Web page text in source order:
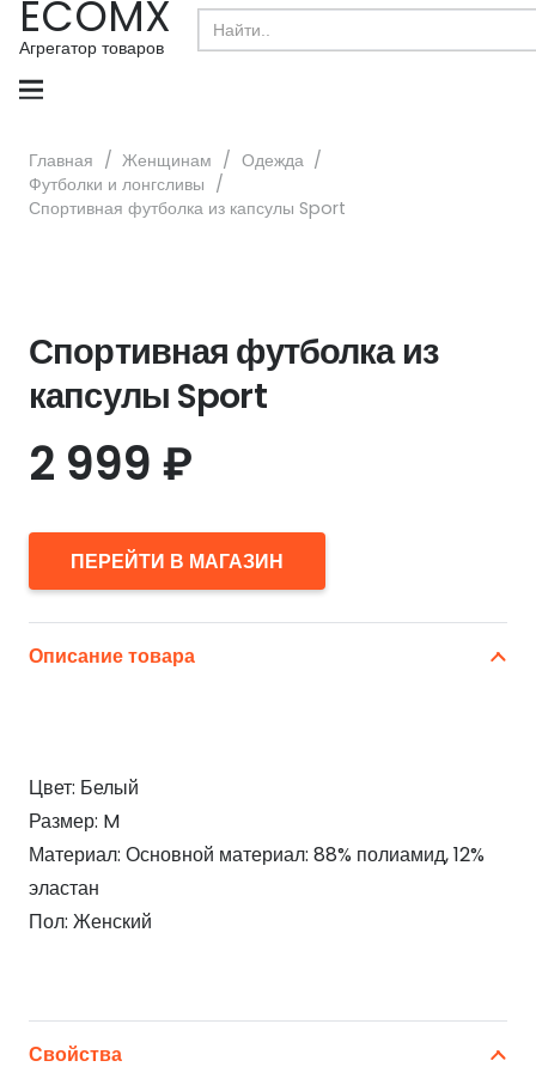
ECOMX
Агрегатор товаров
Search
for:
Главная / Женщинам / Одежда /
Футболки и лонгсливы /
Спортивная футболка из капсулы Sport
Спортивная футболка из
капсулы Sport
2 999 ₽
ПЕРЕЙТИ В МАГАЗИН
Описание товара
Цвет: Белый
Размер: M
Материал: Основной материал: 88% полиамид, 12%
эластан
Пол: Женский
Свойства